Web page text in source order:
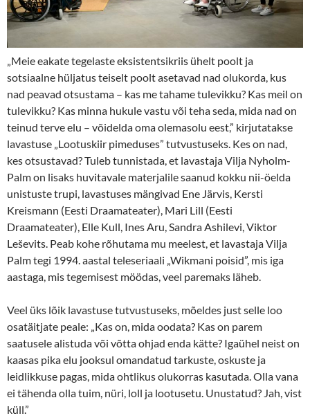
„Meie eakate tegelaste eksistentsikriis ühelt poolt ja
sotsiaalne hüljatus teiselt poolt asetavad nad olukorda, kus
nad peavad otsustama – kas me tahame tulevikku? Kas meil on
tulevikku? Kas minna hukule vastu või teha seda, mida nad on
teinud terve elu – võidelda oma olemasolu eest,” kirjutatakse
lavastuse „Lootuskiir pimeduses” tutvustuseks. Kes on nad,
kes otsustavad? Tuleb tunnistada, et lavastaja Vilja Nyholm-
Palm on lisaks huvitavale materjalile saanud kokku nii-öelda
unistuste trupi, lavastuses mängivad Ene Järvis, Kersti
Kreismann (Eesti Draamateater), Mari Lill (Eesti
Draamateater), Elle Kull, Ines Aru, Sandra Ashilevi, Viktor
Leševits. Peab kohe rõhutama mu meelest, et lavastaja Vilja
Palm tegi 1994. aastal teleseriaali „Wikmani poisid”, mis iga
aastaga, mis tegemisest möödas, veel paremaks läheb.
Veel üks lõik lavastuse tutvustuseks, mõeldes just selle loo
osatäitjate peale: „Kas on, mida oodata? Kas on parem
saatusele alistuda või võtta ohjad enda kätte? Igaühel neist on
kaasas pika elu jooksul omandatud tarkuste, oskuste ja
leidlikkuse pagas, mida ohtlikus olukorras kasutada. Olla vana
ei tähenda olla tuim, nüri, loll ja lootusetu. Unustatud? Jah, vist
küll.”